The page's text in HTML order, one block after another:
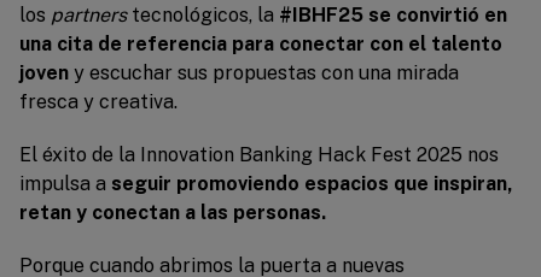
los partners tecnológicos, la #IBHF25 se convirtió en
una cita de referencia para conectar con el talento
joven y escuchar sus propuestas con una mirada
fresca y creativa.
El éxito de la Innovation Banking Hack Fest 2025 nos
impulsa a seguir promoviendo espacios que inspiran,
retan y conectan a las personas.
Porque cuando abrimos la puerta a nuevas